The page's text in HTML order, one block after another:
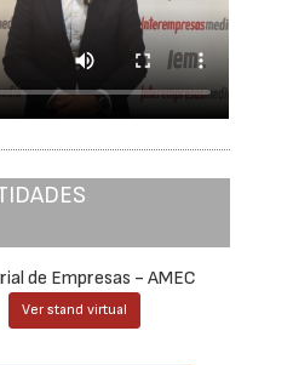
de Empresas - AMEC
Ver stand virtual